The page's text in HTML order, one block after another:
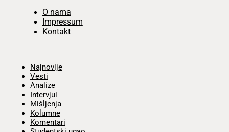
O nama
Impressum
Kontakt
Najnovije
Vesti
Analize
Intervjui
Mišljenja
Kolumne
Komentari